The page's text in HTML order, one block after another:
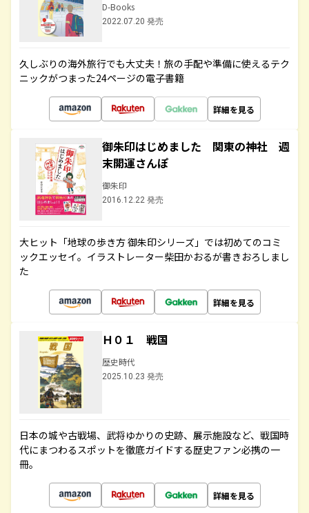
D-Books
2022.07.20 発売
久しぶりの海外旅行でも大丈夫！旅の手配や準備に使えるテク
ニックがつまった24ページの電子書籍
詳細を見る
御朱印はじめました 関東の神社 週
末開運さんぽ
御朱印
2016.12.22 発売
大ヒット「地球の歩き方 御朱印シリーズ」では初めてのコミ
ックエッセイ。イラストレーター柴田かおるが書きおろしまし
た
詳細を見る
Ｈ０１ 戦国
歴史時代
2025.10.23 発売
日本の城や古戦場、武将ゆかりの史跡、展示施設など、戦国時
代にまつわるスポットを徹底ガイドする歴史ファン必携の一
冊。
詳細を見る